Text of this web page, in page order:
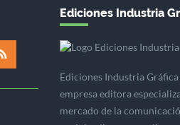
Ediciones Industria
Ediciones Industria Gráfica
empresa editora
mercado de la